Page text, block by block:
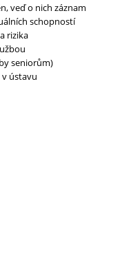
veď o nich záznam
schopností
rizika
seniorům)
ústavu